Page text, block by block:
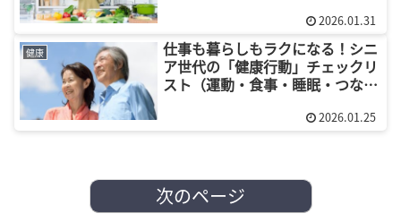
2026.01.31
健康
仕事も暮らしもラクになる！シニ
ア世代の「健康行動」チェックリ
スト（運動・食事・睡眠・つなが
2026.01.25
次のページ